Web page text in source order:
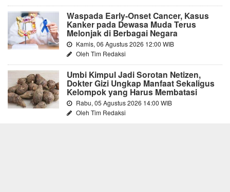
Waspada Early-Onset Cancer, Kasus
Kanker pada Dewasa Muda Terus
Melonjak di Berbagai Negara
Kamis, 06 Agustus 2026 12:00 WIB
Oleh Tim Redaksi
Umbi Kimpul Jadi Sorotan Netizen,
Dokter Gizi Ungkap Manfaat Sekaligus
Kelompok yang Harus Membatasi
Rabu, 05 Agustus 2026 14:00 WIB
Oleh Tim Redaksi